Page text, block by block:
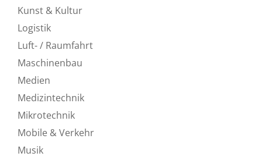
Kunst & Kultur
Logistik
Luft- / Raumfahrt
Maschinenbau
Medien
Medizintechnik
Mikrotechnik
Mobile & Verkehr
Musik